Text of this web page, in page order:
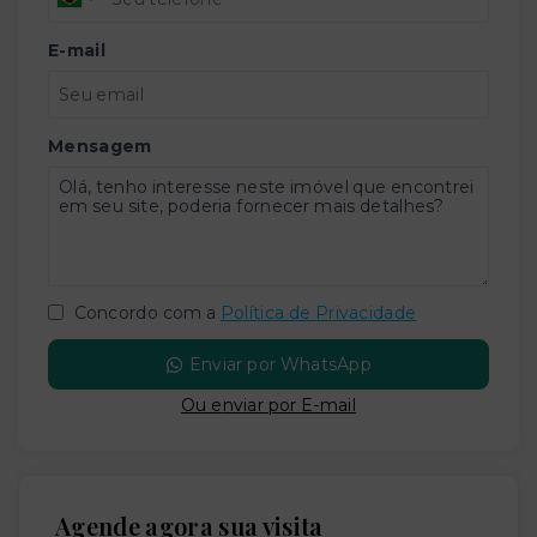
E-mail
Mensagem
Concordo com a Política de Privacidade
Enviar por WhatsApp
Ou enviar por E-mail
Agende agora sua visita